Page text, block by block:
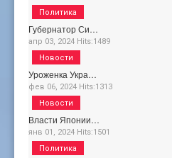
Губернатор Си…
апр 03, 2024 Hits:1489
Политика
Уроженка Укра…
фев 06, 2024 Hits:1313
Новости
Власти Японии…
янв 01, 2024 Hits:1501
Новости
Политика